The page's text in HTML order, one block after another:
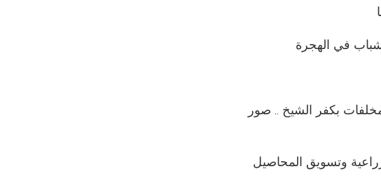
في الهجرة
بكفر الشيخ .. صور
وتسويق المحاصيل